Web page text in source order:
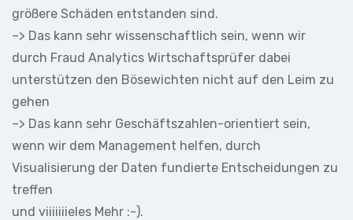
größere Schäden entstanden sind.
–> Das kann sehr wissenschaftlich sein, wenn wir
durch Fraud Analytics Wirtschaftsprüfer dabei
unterstützen den Bösewichten nicht auf den Leim zu
gehen
–> Das kann sehr Geschäftszahlen-orientiert sein,
wenn wir dem Management helfen, durch
Visualisierung der Daten fundierte Entscheidungen zu
treffen
und viiiiiiieles Mehr :-).